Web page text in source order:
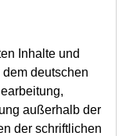
Inhalte und
deutschen
außerhalb der
der schriftlichen